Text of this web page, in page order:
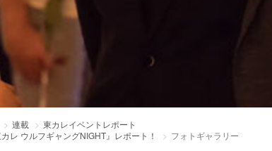
連載
東カレイベントレポート
レ ウルフギャングNIGHT』レポート！
フォトギャラリー